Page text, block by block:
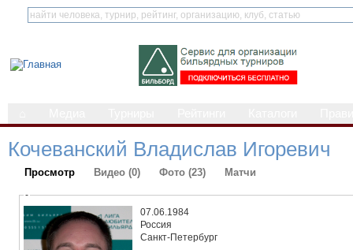
Кочеванский Владислав Игоревич
Просмотр Видео (0) Фото (23) Матчи
-
07.06.1984
Россия
Санкт-Петербург